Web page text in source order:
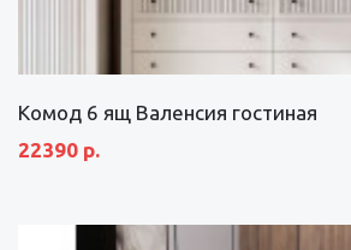
Комод 6 ящ Валенсия гостиная
22390 р.